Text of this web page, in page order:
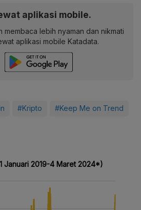
aplikasi mobile.
membaca lebih nyaman dan nikmati
aplikasi mobile Katadata.
#Kripto #Keep Me on Trend